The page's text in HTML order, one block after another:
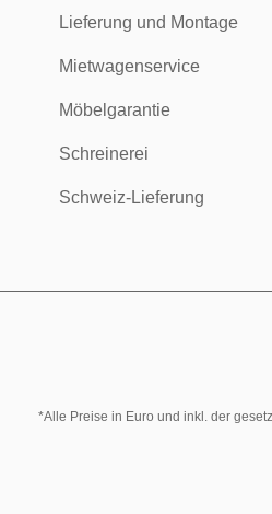
Lieferung und Montage
Mietwagenservice
Möbelgarantie
Schreinerei
Schweiz-Lieferung
*Alle Preise in Euro und inkl. der